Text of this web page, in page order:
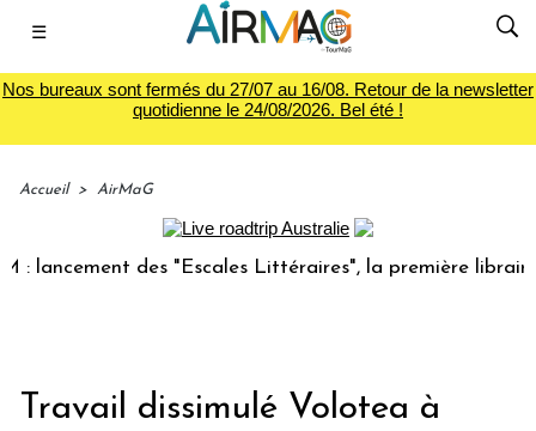
☰
Nos bureaux sont fermés du 27/07 au 16/08. Retour de la newsletter
quotidienne le 24/08/2026. Bel été !
Accueil > AirMaG
des "Escales Littéraires", la première librairie du
Travail dissimulé Volotea à